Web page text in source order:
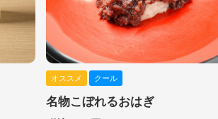
オススメ クール
名物こぼれるおはぎ